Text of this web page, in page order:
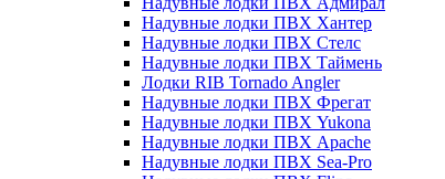
Надувные лодки ПВХ Хантер
Надувные лодки ПВХ Стелс
Надувные лодки ПВХ Таймень
Лодки RIB Tornado Angler
Надувные лодки ПВХ Фрегат
Надувные лодки ПВХ Yukona
Надувные лодки ПВХ Apache
Надувные лодки ПВХ Sea-Pro